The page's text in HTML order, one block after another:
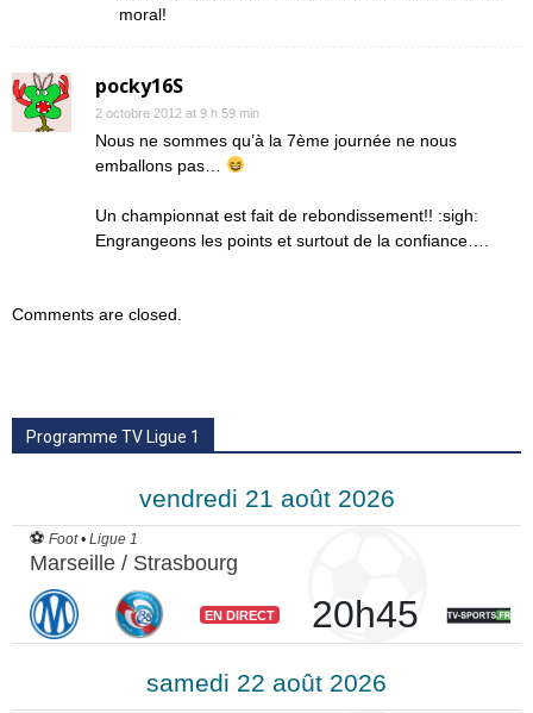
moral!
pocky16S
2 octobre 2012 at 9 h 59 min
Nous ne sommes qu’à la 7ème journée ne nous
emballons pas…
Un championnat est fait de rebondissement!! :sigh:
Engrangeons les points et surtout de la confiance….
Comments are closed.
Programme TV Ligue 1